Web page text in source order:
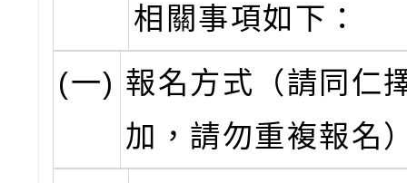
相關事項如下：
(一) 報名方式（請同仁
加，請勿重複報名